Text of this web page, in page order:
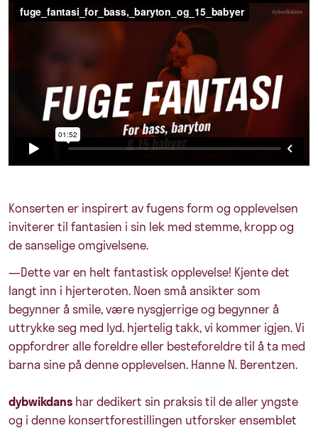
Konserten er inspirert av fugens form og opplevelsen
inviterer til fantasien i sin lek med stemme, kropp og
de sanselige omgivelsene.
—Dette var en helt fantastisk opplevelse! Kjente det
langt inn i hjerteroten. Noen små ansikter som
begynner å smile, være nysgjerrige og begynner å
uttrykke seg med lyd. hjertelig takk, vi kommer igjen. Vi
oppfordrer alle foreldre eller besteforeldre til å ta med
barna sine på denne opplevelsen. Hanne N. Berentzen.
dybwikdans har dedikert sin praksis til de aller yngste
og i denne konsertforestillingen utforsker ensemblet